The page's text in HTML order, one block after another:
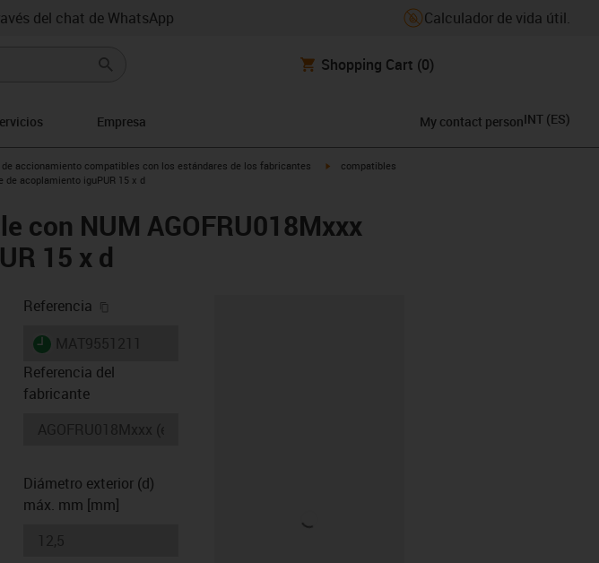
del chat de WhatsApp Calculador de vida útil.
Shopping Cart (0)
Empresa My contact personINT (ES)
arrow-right
de accionamiento compatibles con los estándares de los fabricantes igus-icon-arrow-right
compatibles
acoplamiento iguPUR 15 x d
con NUM AGOFRU018Mxxx
15 x d
Referencia
igus-icon-lieferzeit
Referencia del
fabricante
Diámetro exterior (d)
máx. mm [mm]